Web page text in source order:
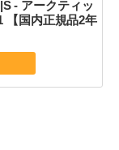
- アークティッ
【国内正規品2年